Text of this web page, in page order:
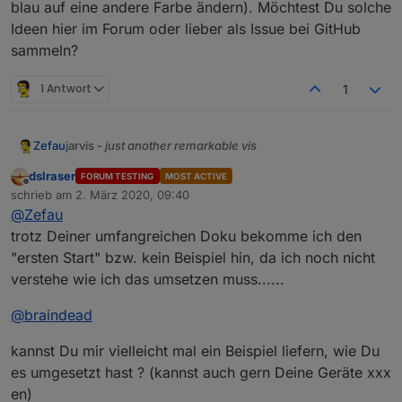
blau auf eine andere Farbe ändern). Möchtest Du solche
Ideen hier im Forum oder lieber als Issue bei GitHub
sammeln?
1 Antwort 1
Zefaujarvis - just another remarkable vis
Was ist jarvis?
jarvis ist eine Material Design Visualisierung, die auf
vor, die zur Visualisierung genutzt werden, aber sehr
flexibel konfiguriert werden können.
jarvis ist responsive und passt sich der Größe des
Screens an.
Das Layout ist flexibel konfigurierbar. Es können optional
(beliebig viele) Tabs verwendet werden. Jeder Tab kann
haben, die die einzelnen
(siehe Wiki je Modul
jarvis ist weitaus weniger flexibel als ioBroker.vis, aber
bietet dafür ein standardisiertes Design, um schnell eine
Offline
dslraser FORUM TESTING MOST ACTIVE
schrieb am 2. März 2020, 09:40
zuletzt editiert von
@Zefau
trotz Deiner umfangreichen Doku bekomme ich den
"ersten Start" bzw. kein Beispiel hin, da ich noch nicht
verstehe wie ich das umsetzen muss......
@braindead
kannst Du mir vielleicht mal ein Beispiel liefern, wie Du
es umgesetzt hast ? (kannst auch gern Deine Geräte xxx
en)